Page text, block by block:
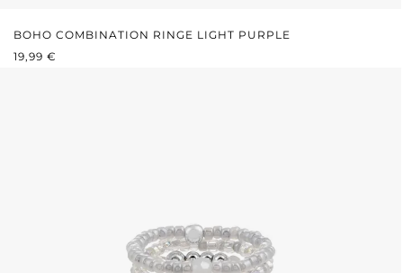
BOHO COMBINATION RINGE LIGHT PURPLE
REGULÄRER PREIS:
19,99 €